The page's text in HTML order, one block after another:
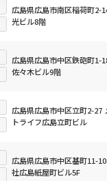
広島県広島市南区稲荷町2-
光ビル8階
広島県広島市中区鉄砲町1-
佐々木ビル9階
広島県広島市中区立町2-27
トライフ広島立町ビル
広島県広島市中区基町11-
社広島紙屋町ビル5F